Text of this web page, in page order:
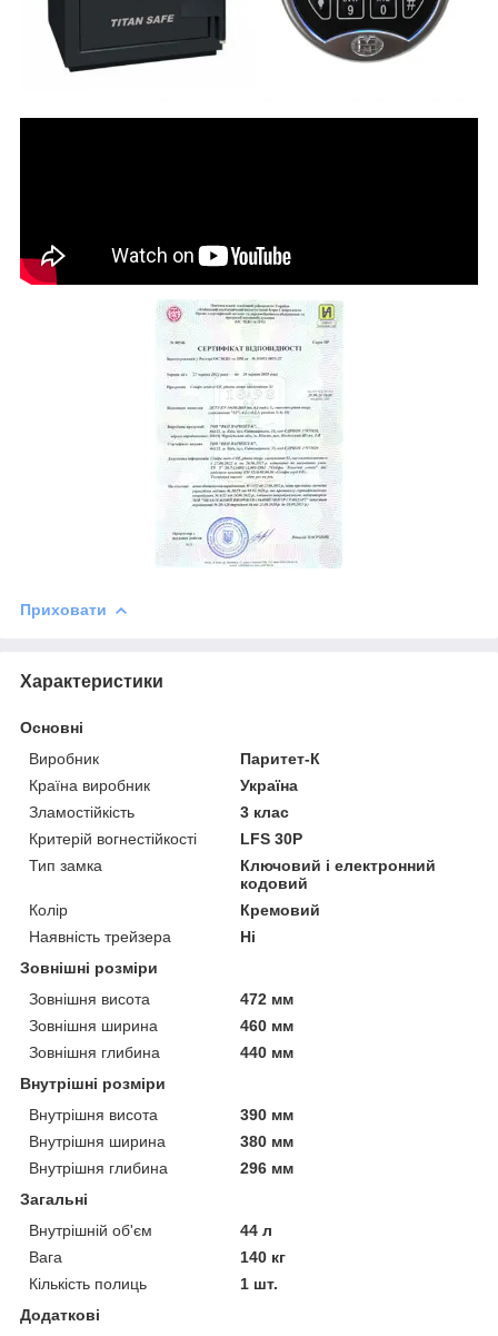
Приховати
Характеристики
Основні
Виробник
Паритет-К
Країна виробник
Україна
Зламостійкість
3 клас
Критерій вогнестійкості
LFS 30P
Тип замка
Ключовий і електронний
кодовий
Колір
Кремовий
Наявність трейзера
Ні
Зовнішні розміри
Зовнішня висота
472 мм
Зовнішня ширина
460 мм
Зовнішня глибина
440 мм
Внутрішні розміри
Внутрішня висота
390 мм
Внутрішня ширина
380 мм
Внутрішня глибина
296 мм
Загальні
Внутрішній об'єм
44 л
Вага
140 кг
Кількість полиць
1 шт.
Додаткові